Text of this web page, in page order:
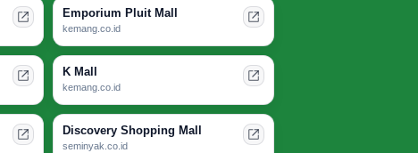
Emporium Pluit Mall
kemang.co.id
K Mall
kemang.co.id
Discovery Shopping Mall
seminyak.co.id